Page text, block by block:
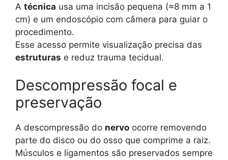
A técnica usa uma incisão pequena (≈8 mm a 1
cm) e um endoscópio com câmera para guiar o
procedimento.
Esse acesso permite visualização precisa das
estruturas e reduz trauma tecidual.
Descompressão focal e
preservação
A descompressão do nervo ocorre removendo
parte do disco ou do osso que comprime a raiz.
Músculos e ligamentos são preservados sempre